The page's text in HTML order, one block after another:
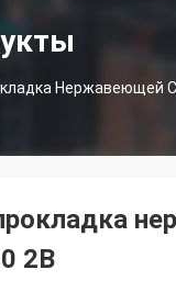
Нержавеющей
2B